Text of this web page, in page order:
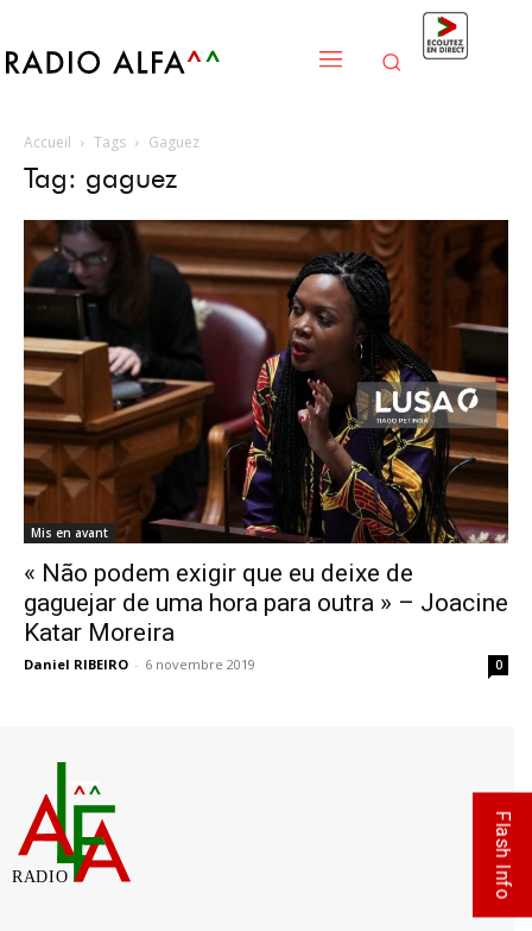
Accueil Tags Gaguez
Tag: gaguez
Mis en avant
« Não podem exigir que eu deixe de
gaguejar de uma hora para outra » – Joacine
Katar Moreira
Daniel RIBEIRO - 6 novembre 2019 0
RADIO Flash Info